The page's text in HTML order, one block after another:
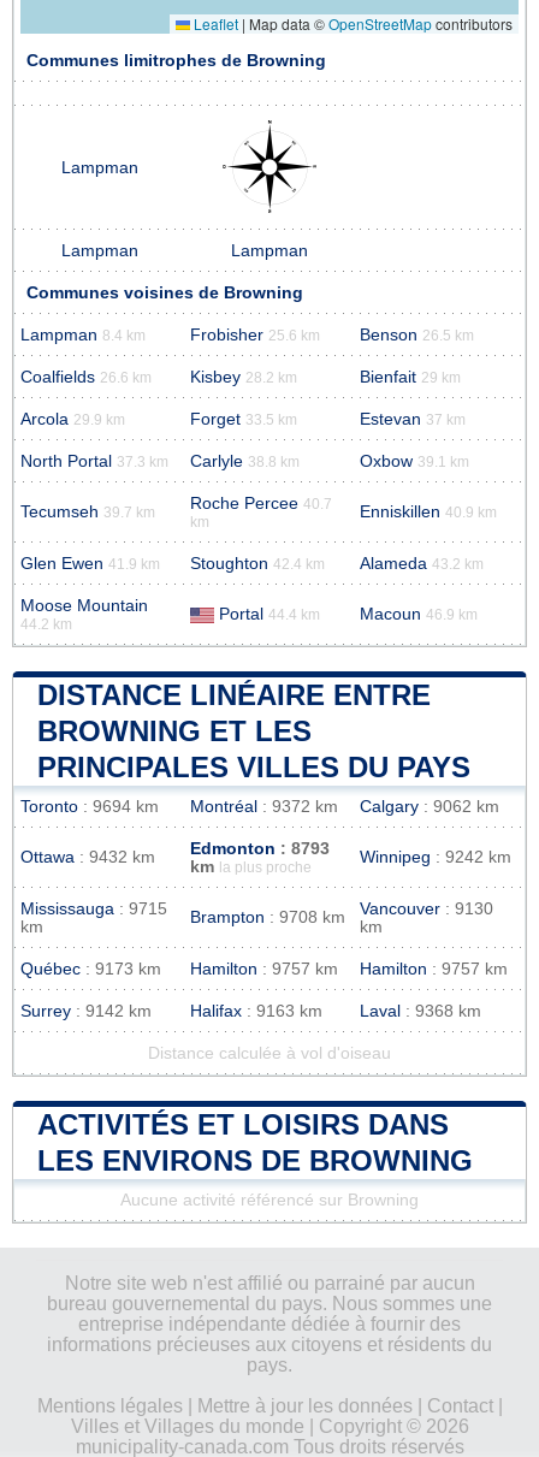
Leaflet | Map data ©OpenStreetMapcontributors
Communes limitrophes de Browning
Lampman
Lampman Lampman
Communes voisines de Browning
Lampman 8.4 km Frobisher 25.6 km Benson 26.5 km
Coalfields 26.6 km Kisbey 28.2 km Bienfait 29 km
Arcola 29.9 km Forget 33.5 km Estevan 37 km
North Portal 37.3 km Carlyle 38.8 km Oxbow 39.1 km
Tecumseh 39.7 km Roche Percee 40.7
km
Enniskillen 40.9 km
Glen Ewen 41.9 km Stoughton 42.4 km Alameda 43.2 km
Moose Mountain
44.2 km
Portal 44.4 km Macoun 46.9 km
DISTANCE LINÉAIRE ENTRE
BROWNING ET LES
PRINCIPALES VILLES DU PAYS
Toronto : 9694 km Montréal : 9372 km Calgary : 9062 km
Ottawa : 9432 km Edmonton : 8793
km
la plus proche
Winnipeg : 9242 km
Mississauga : 9715
km
Brampton : 9708 km Vancouver : 9130
km
Québec : 9173 km Hamilton : 9757 km Hamilton : 9757 km
Surrey : 9142 km Halifax : 9163 km Laval : 9368 km
Distance calculée à vol d'oiseau
ACTIVITÉS ET LOISIRS DANS
LES ENVIRONS DE BROWNING
Aucune activité référencé sur Browning
Notre site web n'est affilié ou parrainé par aucun
bureau gouvernemental du pays. Nous sommes une
entreprise indépendante dédiée à fournir des
informations précieuses aux citoyens et résidents du
pays.
Mentions légales| Mettre à jour les données| Contact|
Villes et Villages du monde | Copyright © 2026
municipality-canada.com Tous droits réservés